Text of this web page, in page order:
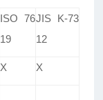
ISO 76
19
JIS K-73
12
X X